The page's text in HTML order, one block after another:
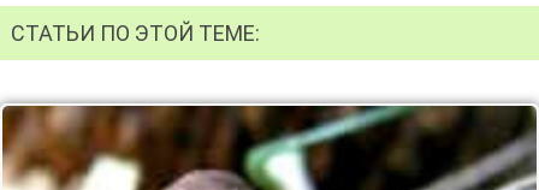
СТАТЬИ ПО ЭТОЙ ТЕМЕ: